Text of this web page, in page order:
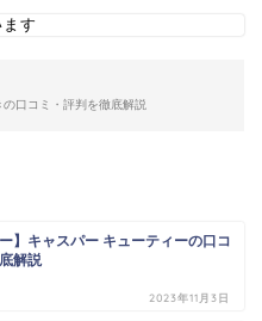
す
の口コミ・評判を徹底解説
ー】キャスパー キューティーの口コ
解説
2023年11月3日